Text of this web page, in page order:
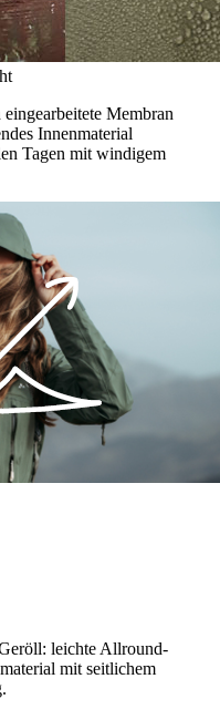
Membran
Innenmaterial
Tagen mit windigem
leichte Allround-
mit seitlichem